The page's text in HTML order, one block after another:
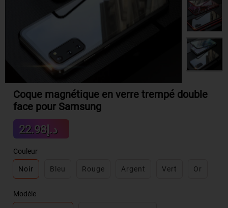
Coque magnétique en verre trempé double
face pour Samsung
Sale
price
د.إ22.98
price
Couleur
Noir Bleu Rouge Argent Vert Or
Modèle